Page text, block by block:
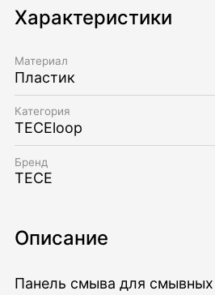
Описание
Панель смыва для смывных
Характеристики
Материал
Пластик
Категория
TECEloop
Бренд
TECE